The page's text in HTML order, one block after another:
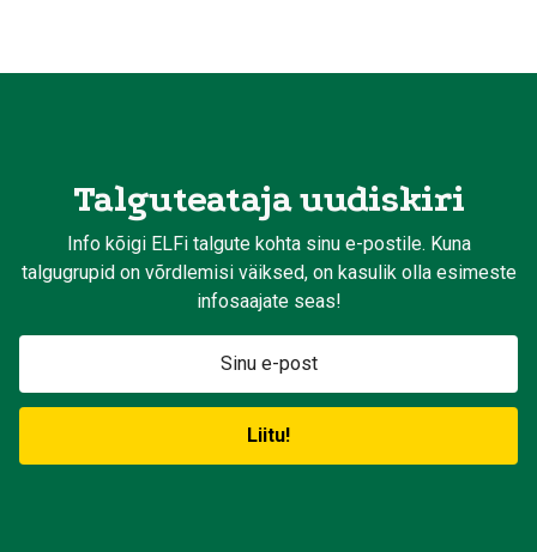
Talguteataja uudiskiri
Info kõigi ELFi talgute kohta sinu e-postile. Kuna
talgugrupid on võrdlemisi väiksed, on kasulik olla esimeste
infosaajate seas!